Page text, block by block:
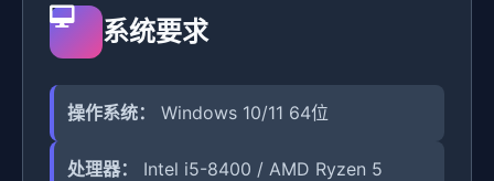
系统要求
操作系统： Windows 10/11 64位
处理器：
Intel i5-8400 / AMD Ryzen 5